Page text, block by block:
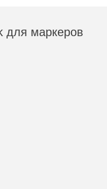
для маркеров